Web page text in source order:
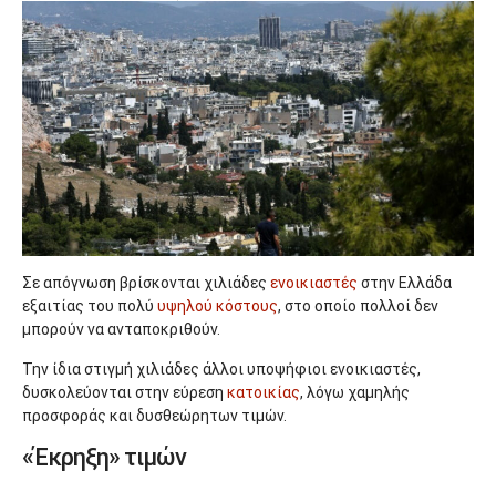
Σε απόγνωση βρίσκονται χιλιάδες ενοικιαστές στην Ελλάδα
εξαιτίας του πολύ υψηλού κόστους, στο οποίο πολλοί δεν
μπορούν να ανταποκριθούν.
Την ίδια στιγμή χιλιάδες άλλοι υποψήφιοι ενοικιαστές,
δυσκολεύονται στην εύρεση κατοικίας, λόγω χαμηλής
προσφοράς και δυσθεώρητων τιμών.
«Έκρηξη» τιμών